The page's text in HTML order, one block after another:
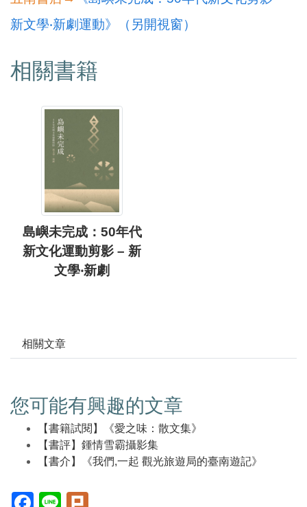
新文學‧新劇運動》（另開視窗）
相關書籍
島嶼未完成：50年代
新文化運動剪影 – 新
文學‧新劇
相關文章
您可能有興趣的文章
【書籍試閱】《愛之味：散文集》
【書評】鍾情雪霸攝影集
【書介】《我們,一起 觀光旅遊局的臺南遊記》
Facebook(另
Line(另